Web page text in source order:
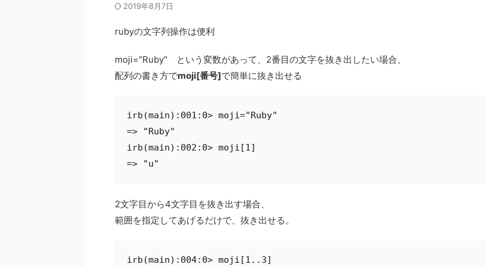
2019年8月7日
rubyの文字列操作は便利
moji="Ruby" という変数があって、2番目の文字を抜き出したい場合、
配列の書き方でmoji[番号]で簡単に抜き出せる
irb(main):001:0> moji="Ruby"
=> "Ruby"
irb(main):002:0> moji[1]
=> "u"
2文字目から4文字目を抜き出す場合、
範囲を指定してあげるだけで、抜き出せる。
irb(main):004:0> moji[1..3]